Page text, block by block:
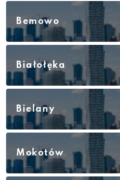
Bemowo
Białołęka
Bielany
Mokotów